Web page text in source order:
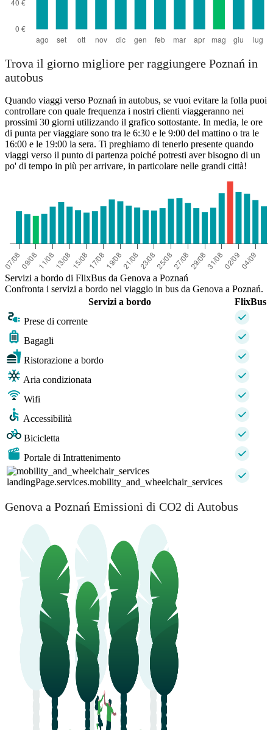
Trova il giorno migliore per raggiungere Poznań in
autobus
Quando viaggi verso Poznań in autobus, se vuoi evitare la folla puoi
controllare con quale frequenza i nostri clienti viaggeranno nei
prossimi 30 giorni utilizzando il grafico sottostante. In media, le ore
di punta per viaggiare sono tra le 6:30 e le 9:00 del mattino o tra le
16:00 e le 19:00 la sera. Ti preghiamo di tenerlo presente quando
viaggi verso il punto di partenza poiché potresti aver bisogno di un
po' di tempo in più per arrivare, in particolare nelle grandi città!
Servizi a bordo di FlixBus da Genova a Poznań
Confronta i servizi a bordo nel viaggio in bus da Genova a Poznań.
Servizi a bordo
FlixBus
Prese di corrente
Bagagli
Ristorazione a bordo
Aria condizionata
Wifi
Accessibilità
Bicicletta
Portale di Intrattenimento
landingPage.services.mobility_and_wheelchair_services
Genova a Poznań Emissioni di CO2 di Autobus